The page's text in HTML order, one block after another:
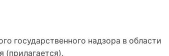
государственного надзора в области
(прилагается).